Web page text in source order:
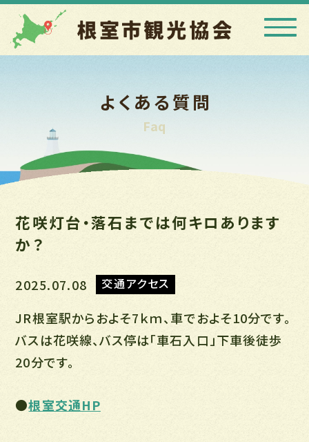
よくある質問
Faq
花咲灯台・落石までは何キロあります
か？
2025.07.08 交通アクセス
JR根室駅からおよそ7ｋｍ、車でおよそ10分です。
バスは花咲線、バス停は「車石入口」下車後徒歩
20分です。
●根室交通HP